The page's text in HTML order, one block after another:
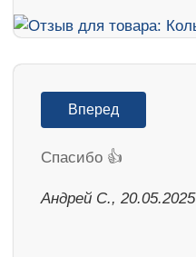
Вперед
Спасибо 👍
Андрей С., 20.05.2025